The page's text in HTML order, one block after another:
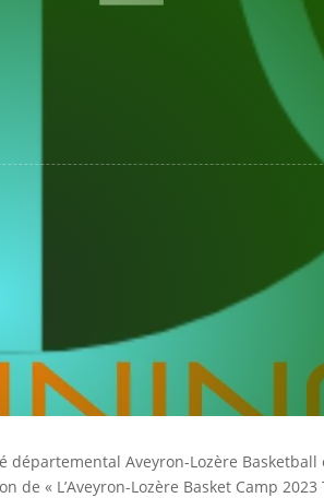
NOUVELLES
départemental Aveyron-Lozère
de « L’Aveyron-Lozère Basket Camp